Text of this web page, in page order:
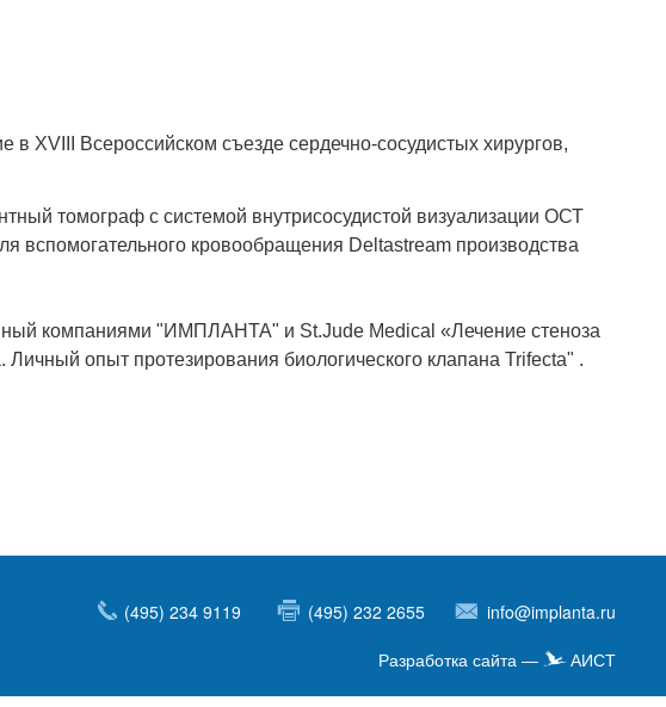
Всероссийском съезде сердечно-сосудистых хирургов,
томограф с системой внутрисосудистой визуализации ОСТ
вспомогательного кровообращения Deltastream производства
компаниями "ИМПЛАНТА" и St.Jude Medical «Лечение стеноза
опыт протезирования биологического клапана Trifecta" .
(495) 234 9119 (495) 232 2655 info@implanta.ru
Разработка сайта — АИСТ